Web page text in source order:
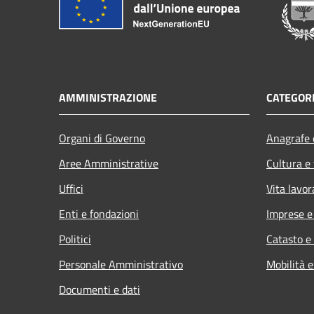
AMMINISTRAZIONE
Organi di Governo
Aree Amministrative
Uffici
Enti e fondazioni
Politici
Personale Amministrativo
Documenti e dati
Cultura
Vita
Imprese
Catasto
Mobilità